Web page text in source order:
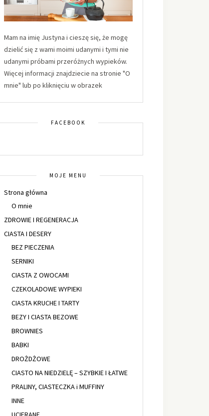
Mam na imię Justyna i cieszę się, że mogę
dzielić się z wami moimi udanymi i tymi nie
udanymi próbami przeróżnych wypieków.
Więcej informacji znajdziecie na stronie "O
mnie" lub po kliknięciu w obrazek
FACEBOOK
MOJE MENU
Strona główna
O mnie
ZDROWIE I REGENERACJA
CIASTA I DESERY
BEZ PIECZENIA
SERNIKI
CIASTA Z OWOCAMI
CZEKOLADOWE WYPIEKI
CIASTA KRUCHE I TARTY
BEZY I CIASTA BEZOWE
BROWNIES
BABKI
DROŻDŻOWE
CIASTO NA NIEDZIELĘ – SZYBKIE I ŁATWE
PRALINY, CIASTECZKA i MUFFINY
INNE